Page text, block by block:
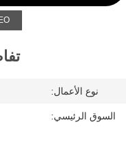
مراقبة
نوع الأعمال:
السوق الرئيسي: